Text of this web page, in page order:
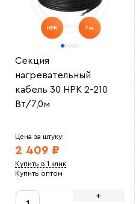
Секция
нагревательный
кабель 30 НРК 2-210
Вт/7,0м
Цена за штуку:
2 409 ₽
Купить в 1 клик
Купить оптом
+